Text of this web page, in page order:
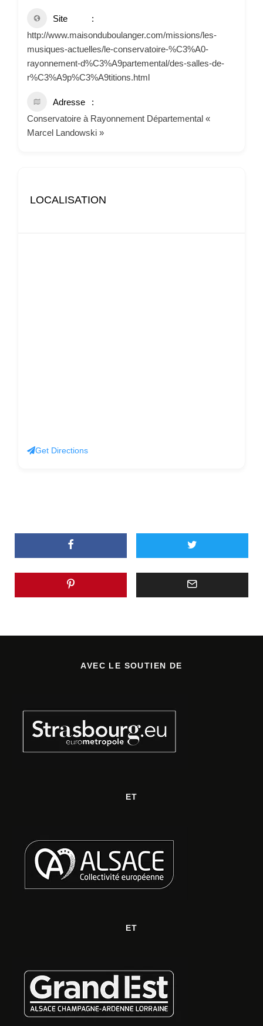
Site
http://www.maisonduboulanger.com/missions/les-
musiques-actuelles/le-conservatoire-%C3%A0-
rayonnement-d%C3%A9partemental/des-salles-de-
r%C3%A9p%C3%A9titions.html
Adresse
Conservatoire à Rayonnement Départemental «
Marcel Landowski »
LOCALISATION
Get Directions
AVEC LE SOUTIEN DE
ET
ET